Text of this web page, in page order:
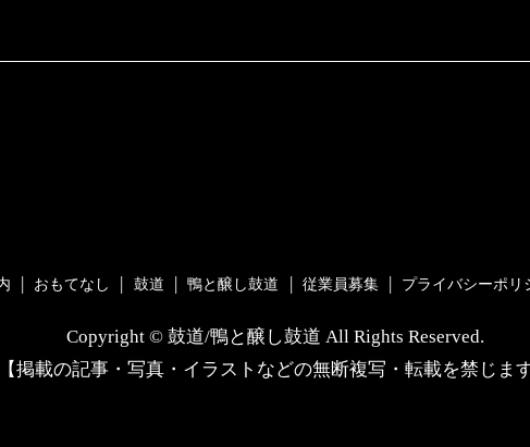
おもてなし 鼓道 鴨と醸し鼓道 従業員募集 プライバシーポリ
Copyright © 鼓道/鴨と醸し鼓道 All Rights Reserved.
【掲載の記事・写真・イラストなどの無断複写・転載を禁じます